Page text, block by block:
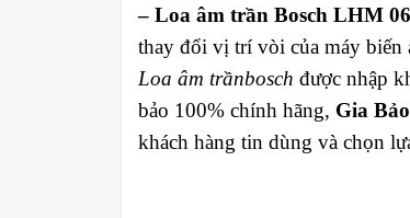
– Loa âm trần Bosch LHM
thay đổi vị trí vòi của máy biến
Loa âm trầnbosch được nhập
bảo 100% chính hãng, Gia
khách hàng tin dùng và chọn